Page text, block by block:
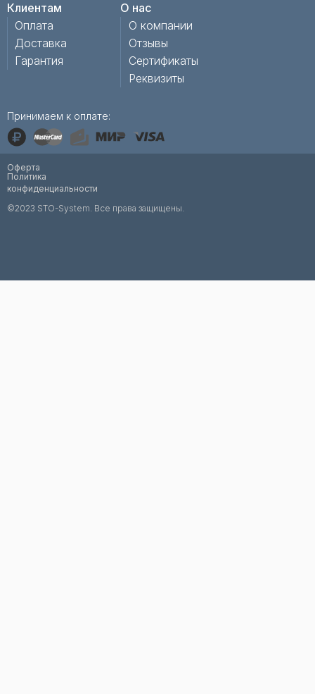
Клиентам
Оплата
Доставка
Гарантия
О нас
О компании
Отзывы
Сертификаты
Реквизиты
Принимаем к оплате:
©2023 STO-System. Все права защищены.
Политика
конфиденциальности
Оферта